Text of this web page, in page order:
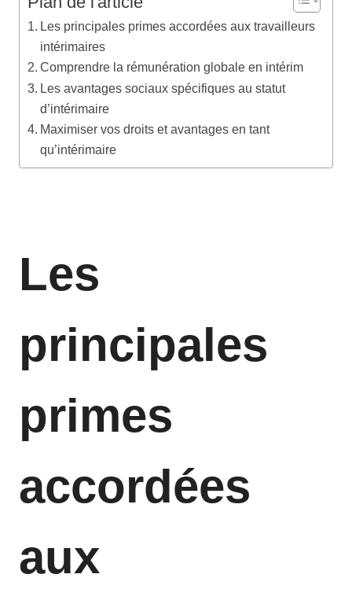
Les principales primes accordées aux travailleurs
intérimaires
Comprendre la rémunération globale en intérim
Les avantages sociaux spécifiques au statut
d’intérimaire
Maximiser vos droits et avantages en tant
qu’intérimaire
Les
principales
primes
accordées
aux